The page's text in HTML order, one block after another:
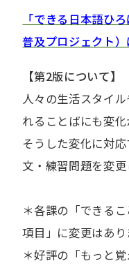
「できる日本語ひ
普及プロジェクト）
【第2版について】
人々の生活スタイ
れることばにも変化
そうした変化に対
文・練習問題を変更
＊各課の「できる
項目」に変更はあり
＊好評の「もっと